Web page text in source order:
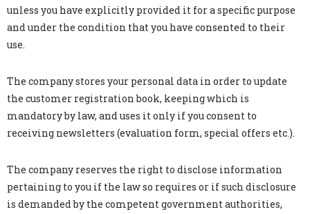
unless you have explicitly provided it for a specific purpose
and under the condition that you have consented to their
use.
The company stores your personal data in order to update
the customer registration book, keeping which is
mandatory by law, and uses it only if you consent to
receiving newsletters (evaluation form, special offers etc.).
The company reserves the right to disclose information
pertaining to you if the law so requires or if such disclosure
is demanded by the competent government authorities,